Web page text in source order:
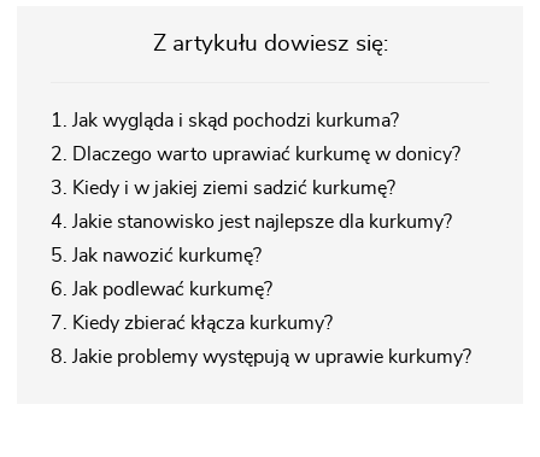
Z artykułu dowiesz się:
1. Jak wygląda i skąd pochodzi kurkuma?
2. Dlaczego warto uprawiać kurkumę w donicy?
3. Kiedy i w jakiej ziemi sadzić kurkumę?
4. Jakie stanowisko jest najlepsze dla kurkumy?
5. Jak nawozić kurkumę?
6. Jak podlewać kurkumę?
7. Kiedy zbierać kłącza kurkumy?
8. Jakie problemy występują w uprawie kurkumy?